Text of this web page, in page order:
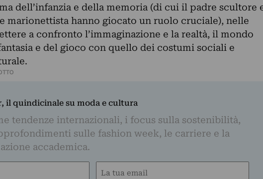
dell’infanzia e della memoria (di cui il padre scultore
marionettista hanno giocato un ruolo cruciale), nelle
a confronto l’immaginazione e la realtà, il mondo
e del gioco con quello dei costumi sociali e
il quindicinale su moda e cultura
tendenze internazionali, i focus sulla sostenibilità,
sulle fashion week, le carriere e la
accademica.
Email